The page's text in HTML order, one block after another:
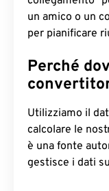
un amico o un
per pianificare
Perché
Utilizziamo il
calcolare le
è una fonte
gestisce i dati